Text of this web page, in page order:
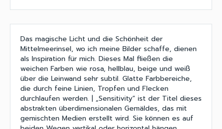
Das magische Licht und die Schönheit der
Mittelmeerinsel, wo ich meine Bilder schaffe, dienen
als Inspiration für mich. Dieses Mal fließen die
weichen Farben wie rosa, hellblau, beige und weiß
über die Leinwand sehr subtil. Glatte Farbbereiche,
die durch feine Linien, Tropfen und Flecken
durchlaufen werden. | „Sensitivity“ ist der Titel dieses
abstrakten überdimensionalen Gemäldes, das mit
gemischten Medien erstellt wird. Sie können es auf